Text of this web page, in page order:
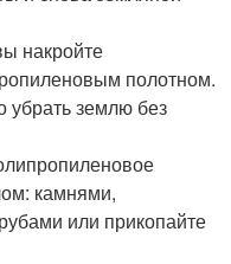
накройте
полотном.
убрать землю без
камнями,
или прикопайте